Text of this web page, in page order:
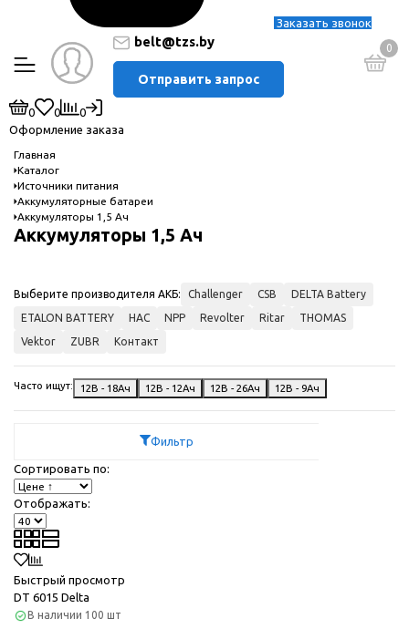
Заказать звонок
belt@tzs.by
Отправить запрос
0
0 0
0
Оформление заказа
Главная
Каталог
Источники питания
Аккумуляторные батареи
Аккумуляторы 1,5 Ач
Аккумуляторы 1,5 Ач
Выберите производителя АКБ: Challenger CSB
DELTA Battery
ETALON BATTERY
HAC NPP Revolter Ritar
THOMAS
Vektor
ZUBR Контакт
Часто ищут: 12В - 18Ач 12В - 12Ач 12В - 26Ач 12В - 9Ач
Фильтр
Сортировать по:
Отображать:
Быстрый просмотр
DT 6015 Delta
В наличии 100 шт